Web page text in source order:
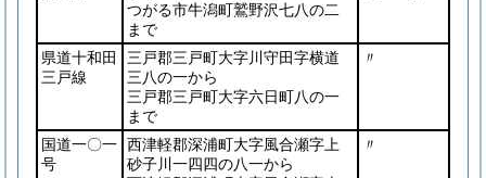
つがる市牛潟町鷲野沢七八の二
まで
県道十和田
三戸線
三戸郡三戸町大字川守田字横道
三八の一から
三戸郡三戸町大字六日町八の一
まで
〃
国道一〇一
号
西津軽郡深浦町大字風合瀬字上
砂子川一四四の八一から
〃